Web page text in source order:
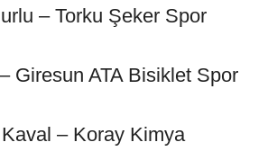
– Torku Şeker Spor
Giresun ATA Bisiklet Spor
– Koray Kimya